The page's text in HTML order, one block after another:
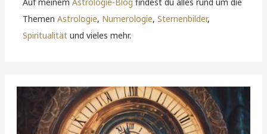
ThemenAstrologie, Numerologie,Sternenbilder,
Spiritualität und vieles mehr.